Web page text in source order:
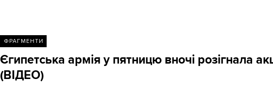
ФРАГМЕНТИ
Єгипетська армія у пятницю вночі розігнала
(ВІДЕО)